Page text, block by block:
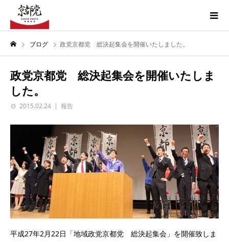
ブログ 政党京都党 総決起集会を開催いたしました。
政党京都党 総決起集会を開催いたしま
した。
2015.02.24 報告
平成27年2月22日「地域政党京都党 総決起集会」を開催致しま